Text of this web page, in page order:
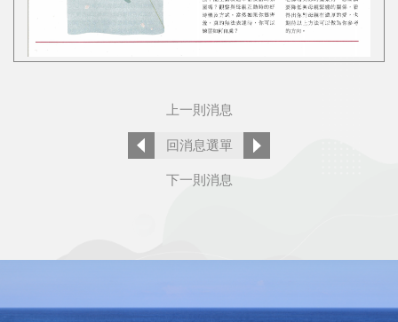
上一則消息
回消息選單
下一則消息